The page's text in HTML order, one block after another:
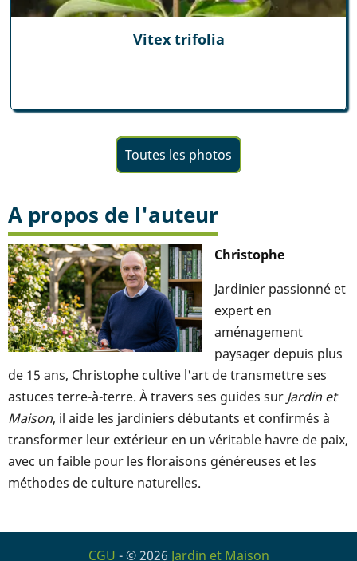
Vitex trifolia
Toutes les photos
A propos de l'auteur
Christophe
Jardinier passionné et
expert en
aménagement
paysager depuis plus
de 15 ans, Christophe cultive l'art de transmettre ses
astuces terre-à-terre. À travers ses guides sur Jardin et
Maison, il aide les jardiniers débutants et confirmés à
transformer leur extérieur en un véritable havre de paix,
avec un faible pour les floraisons généreuses et les
méthodes de culture naturelles.
CGU - © 2026 Jardin et Maison